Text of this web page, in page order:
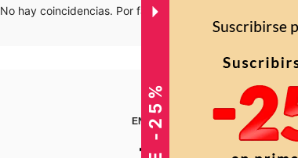
No hay coincidencias. Por favor inténtalo de nuevo.
ENCUÉNTRANOS EN